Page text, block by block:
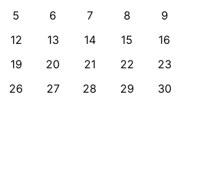
5 6 7 8
9
12 13 14 15
16
19 20 21 22
23
26 27 28 29
30